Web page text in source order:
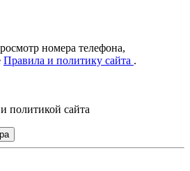
номера телефона,
Правила и политику сайта .
политикой сайта